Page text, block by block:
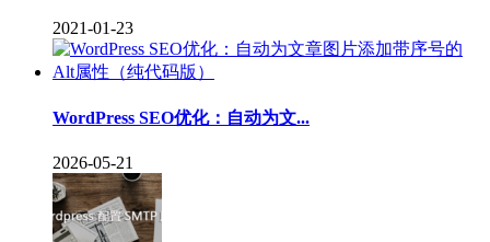
2021-01-23
WordPress SEO优化：自动为文...
2026-05-21